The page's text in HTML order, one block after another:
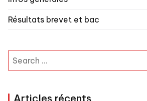
Résultats brevet et bac
Search
Articles récents